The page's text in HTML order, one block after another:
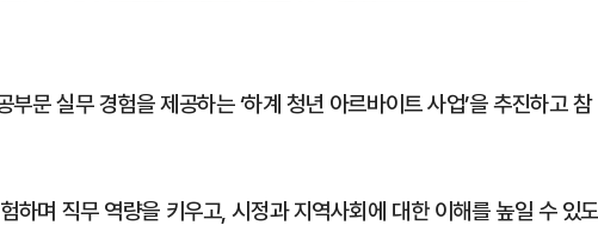
문 실무 경험을 제공하는 ‘하계 청년 아르바이트 사업’을 추진하고 참
하며 직무 역량을 키우고, 시정과 지역사회에 대한 이해를 높일 수 있